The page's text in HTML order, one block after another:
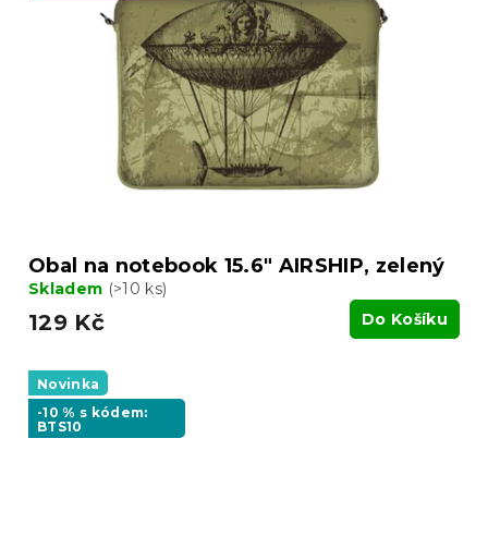
Obal na notebook 15.6" AIRSHIP, zelený
Skladem (>10 ks)
129 Kč Do Košíku
Novinka
-10 % s kódem:
BTS10